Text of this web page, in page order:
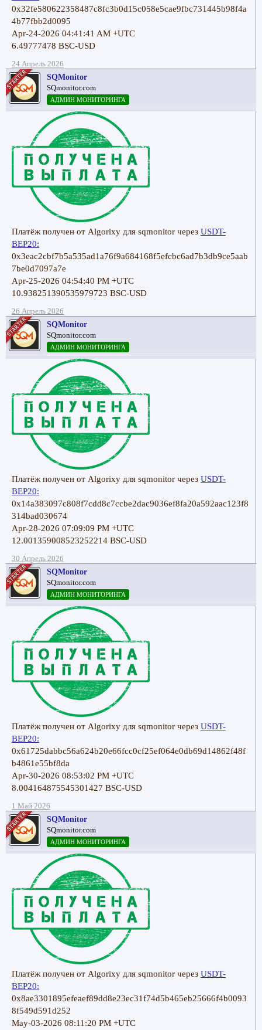
0x32fe580622358487c8fc3b0d15c058e5cae9fbc731445b98f4a
4b77fbb2d0095
Apr-24-2026 04:41:41 AM +UTC
6.49777478 BSC-USD
24 Апрель 2026
SQMonitor
SQmonitor.com
АДМИН МОНИТОРИНГА
Платёж получен от Algorixy для sqmonitor через USDT-
BEP20:
0x3eac2cbf7b5a535ad1a76f9a684168f5efcbc6ad7b3db9ce5aab
7be0d7097a7e
Apr-25-2026 04:54:40 PM +UTC
10.938251390535979723 BSC-USD
26 Апрель 2026
SQMonitor
SQmonitor.com
АДМИН МОНИТОРИНГА
Платёж получен от Algorixy для sqmonitor через USDT-
BEP20:
0x14a383097c808f7cdd8c7ccbe2dac9036ef8fa20a592aac123f8
314bad030674
Apr-28-2026 07:09:09 PM +UTC
12.001359008523252214 BSC-USD
30 Апрель 2026
SQMonitor
SQmonitor.com
АДМИН МОНИТОРИНГА
Платёж получен от Algorixy для sqmonitor через USDT-
BEP20:
0x61725dabbc56a624b20e66fcc0cf25ef064e0db69d14862f48f
b4861e55bf8da
Apr-30-2026 08:53:02 PM +UTC
8.004164875545301427 BSC-USD
1 Май 2026
SQMonitor
SQmonitor.com
АДМИН МОНИТОРИНГА
Платёж получен от Algorixy для sqmonitor через USDT-
BEP20:
0x8ae3301895efeaef89dd8e23ec31f74d5b465eb25666f4b0093
8f549d591d252
May-03-2026 08:11:20 PM +UTC